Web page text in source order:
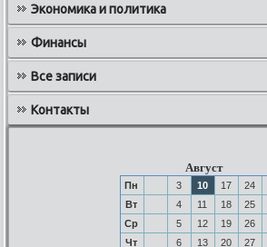
Экономика и политика
Финансы
Все записи
Контакты
Август
Пн 3 10 17 24
Вт
4 11 18
25
Ср
5 12 19
26
Чт
6 13 20
27